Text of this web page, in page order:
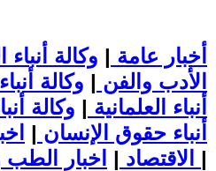
أخبار عامة | وكالة أنباء
الأدب والفن | وكالة
أنباء العلمانية | وكالة
أنباء حقوق الإنسان |
الاقتصاد | |